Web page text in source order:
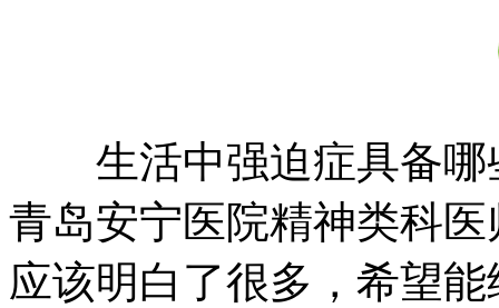
生活中强迫症具备哪
青岛安宁医院精神类科
应该明白了很多，希望